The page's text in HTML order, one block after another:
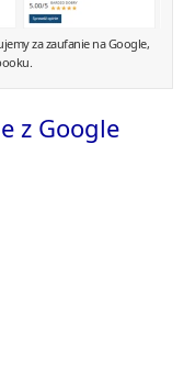
za zaufanie na Google,
z Google